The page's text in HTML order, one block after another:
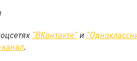
"ВКонтакте"и
.